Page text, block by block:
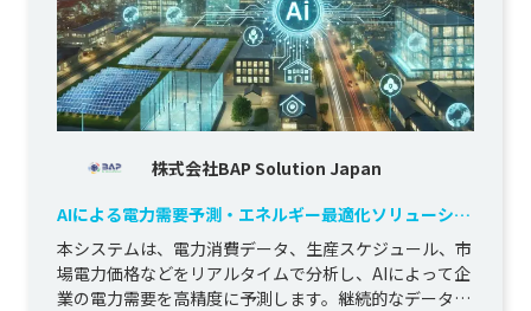
株式会社BAP Solution Japan
AIによる電力需要予測・エネルギー最適化ソリューショ
ン
本システムは、電力消費データ、生産スケジュール、市
場電力価格などをリアルタイムで分析し、AIによって企
業の電力需要を高精度に予測します。継続的なデータ学